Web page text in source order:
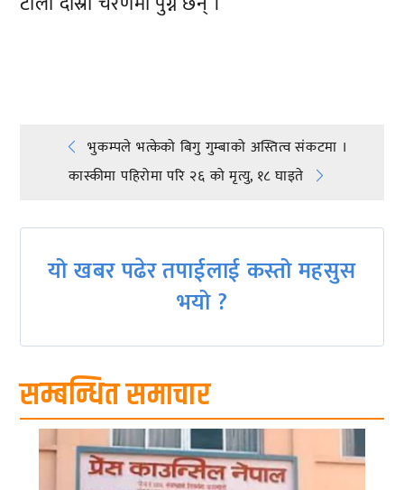
Post
navigation
भुकम्पले भत्केको बिगु गुम्बाको अस्तित्व संकटमा ।
कास्कीमा पहिरोमा परि २६ को मृत्यु, १८ घाइते
यो खबर पढेर तपाईलाई कस्तो महसुस
भयो ?
सम्बन्धित समाचार